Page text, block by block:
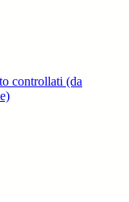
controllati (da